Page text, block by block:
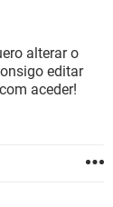
alterar o
editar
aceder!